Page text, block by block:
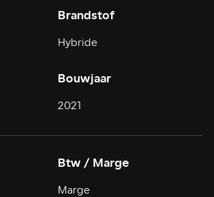
Brandstof
Hybride
Bouwjaar
2021
Btw / Marge
Marge